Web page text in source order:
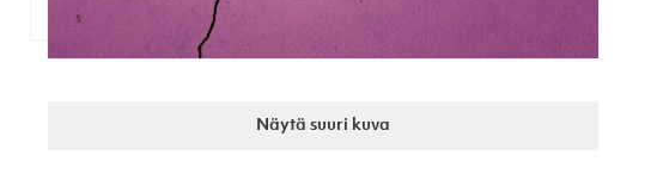
Näytä suuri kuva